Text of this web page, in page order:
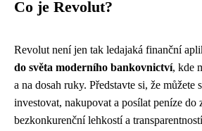
Co je Revolut?
Revolut není jen tak ledajaká finanční
do světa moderního bankovnictví, kde
a na dosah ruky. Představte si, že můžete
investovat, nakupovat a posílat peníze do
bezkonkurenční lehkostí a